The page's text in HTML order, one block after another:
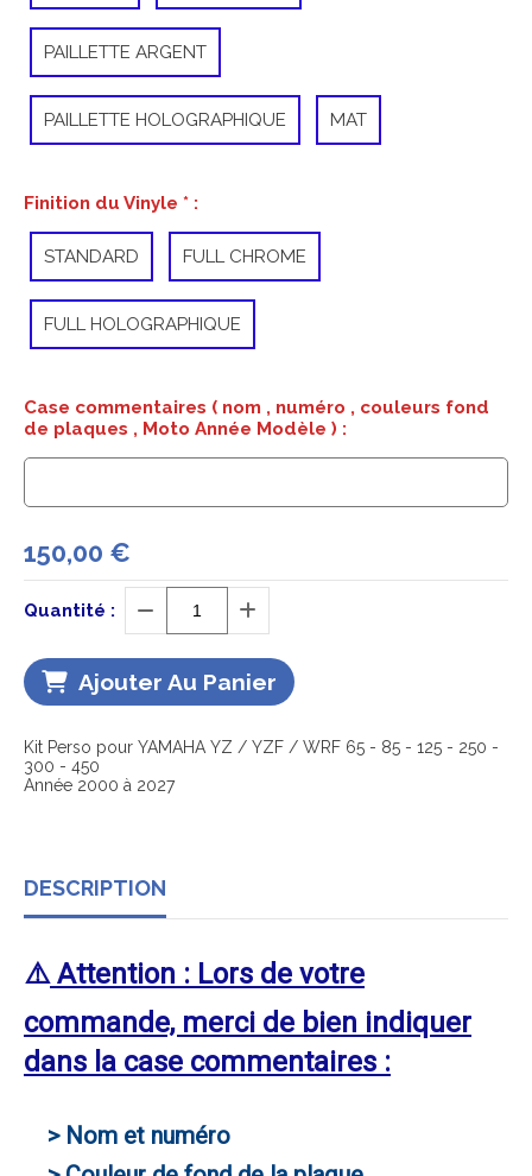
PAILLETTE ARGENT
PAILLETTE HOLOGRAPHIQUE MAT
Finition du Vinyle * :
STANDARD FULL CHROME
FULL HOLOGRAPHIQUE
Case commentaires ( nom , numéro , couleurs fond
de plaques , Moto Année Modèle ) :
150,00 €
Quantité :
Ajouter Au Panier
Kit Perso pour YAMAHA YZ / YZF / WRF 65 - 85 - 125 - 250 -
300 - 450
Année 2000 à 2027
DESCRIPTION
⚠️Attention : Lors de votre
commande, merci de bien indiquer
dans la case commentaires :
> Nom et numéro